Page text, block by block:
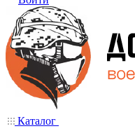
Каталог